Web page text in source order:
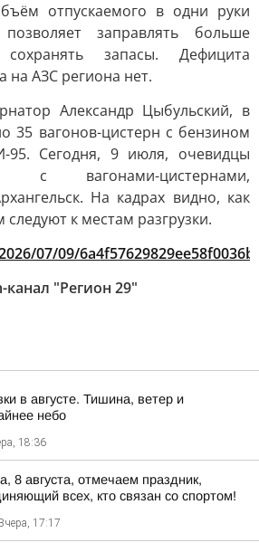
отпускаемого в одни руки
заправлять больше
запасы. Дефицита
на АЗС региона нет.
Александр Цыбульский, в
35 вагонов-цистерн с бензином
Сегодня, 9 июля, очевидцы
с вагонами-цистернами,
На кадрах видно, как
к местам разгрузки.
07/09/
канал "Регион 29"
в августе. Тишина, ветер и
небо
18:36
8 августа, отмечаем праздник,
всех, кто связан со спортом!
Вчера, 17:17